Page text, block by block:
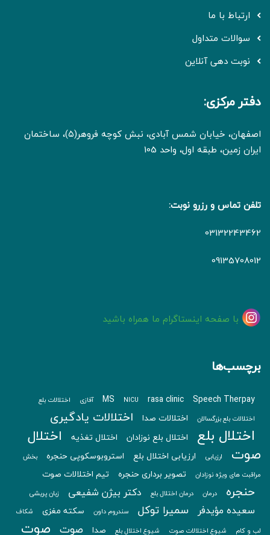
ارتباط با ما
سوالات متداول
نوبت دهی آنلاین
دفتر مرکزی:
اصفهان، خیابان شمس آبادی، نبش کوچه فروهر(۵)، ساختمان
ایران زمین، طبقه اول، واحد 105
تلفن تماس و رزرو نوبت:
03132243462
09135708012
با صفحه اینستاگرام ما همراه باشید
برچسب‌ها
MS NICU rasa clinic Speech Therpay آفازی
اختلالات بلع
اختلالات بلع بزرگسالان
اختلالات صدا اختلالات یادگیری
اختلال بلع اختلال بلع نوزادان اختلال تغذیه
اختلال
صوت
ارزیابی ارزیابی اختلال بلع استروبوسکوپی حنجره
بخش
مراقبت های ویژه نوزادان
تصویر برداری حنجره تیم اختلالات صوت
حنجره درمان درمان اختلال بلع دکتر بیژن شفیعی زبان پریشی
سعیده مؤیدفر سمیرا توکل سندروم داون سکته مغزی
شکاف
لب و کام
شیوع اختلالات صوت شیوع اختلال بلع صدا صوت صوت